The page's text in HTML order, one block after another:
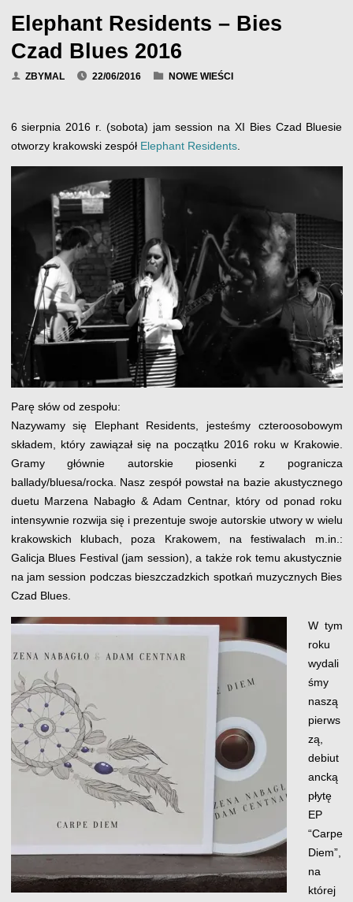
Elephant Residents – Bies
Czad Blues 2016
ZBYMAL 22/06/2016 NOWE WIEŚCI
6 sierpnia 2016 r. (sobota) jam session na XI Bies Czad Bluesie
otworzy krakowski zespół Elephant Residents.
Parę słów od zespołu:
Nazywamy się Elephant Residents, jesteśmy czteroosobowym
składem, który zawiązał się na początku 2016 roku w Krakowie.
Gramy głównie autorskie piosenki z pogranicza
ballady/bluesa/rocka. Nasz zespół powstał na bazie akustycznego
duetu Marzena Nabagło & Adam Centnar, który od ponad roku
intensywnie rozwija się i prezentuje swoje autorskie utwory w wielu
krakowskich klubach, poza Krakowem, na festiwalach m.in.:
Galicja Blues Festival (jam session), a także rok temu akustycznie
na jam session podczas bieszczadzkich spotkań muzycznych Bies
Czad Blues.
W tym
roku
wydali
śmy
naszą
pierws
zą,
debiut
ancką
płytę
EP
“Carpe
Diem”,
na
której